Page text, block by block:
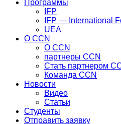
Программы
IFP
IFP — International
UEA
О CCN
О CCN
партнеры ССN
Стать партнером
Команда ССN
Новости
Видео
Статьи
Студенты
Отправить заявку